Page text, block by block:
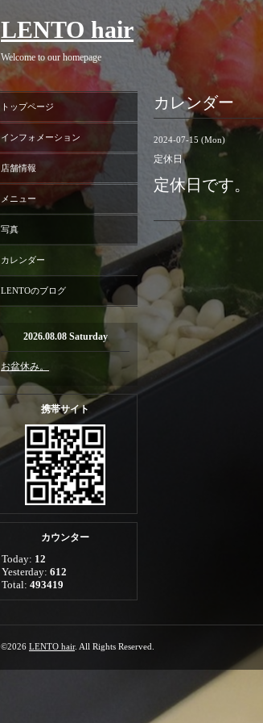
LENTO hair
Welcome to our homepage
カレンダー
2024-07-15 (Mon)
定休日
定休日です。
トップページ
インフォメーション
店舗情報
メニュー
写真
カレンダー
LENTOのブログ
2026.08.08 Saturday
お盆休み。
携帯サイト
カウンター
Today: 12
Yesterday: 612
Total: 493419
©2026 LENTO hair. All Rights Reserved.